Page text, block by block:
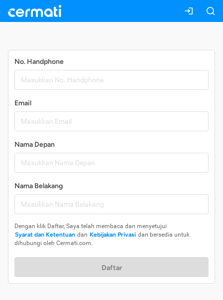
No. Handphone
Email
Nama Depan
Nama Belakang
Dengan klik Daftar, Saya telah membaca dan menyetujui
Syarat dan Ketentuan dan Kebijakan Privasi dan bersedia untuk
dihubungi oleh Cermati.com.
Daftar